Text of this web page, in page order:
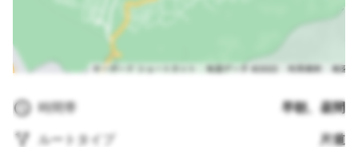
時間帯 早朝、昼間
ルートタイプ 片道